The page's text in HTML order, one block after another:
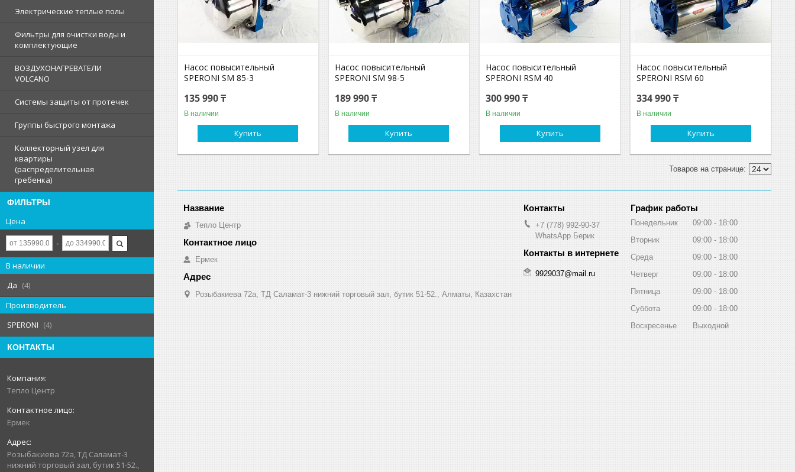
Электрические теплые полы
Фильтры для очистки воды и
комплектующие
ВОЗДУХОНАГРЕВАТЕЛИ
VOLCANO
Системы защиты от протечек
Группы быстрого монтажа
Коллекторный узел для
квартиры
(распределительная
гребенка)
ФИЛЬТРЫ
Цена
В наличии
Да
4
Производитель
SPERONI
4
КОНТАКТЫ
Тепло Центр
Ермек
Розыбакиева 72а, ТД Саламат-3
нижний торговый зал, бутик 51-52.,
Насос повысительный
SPERONI SM 85-3
135 990 ₸
В наличии
Купить
Насос повысительный
SPERONI SM 98-5
189 990 ₸
В наличии
Купить
Насос повысительный
SPERONI RSM 40
300 990 ₸
В наличии
Купить
Насос повысительный
SPERONI RSM 60
334 990 ₸
В наличии
Купить
Тепло Центр
Ермек
Розыбакиева 72а, ТД Саламат-3 нижний торговый зал, бутик 51-52., Алматы, Казахстан
+7 (778) 992-90-37
WhatsApp Берик
9929037@mail.ru
График работы
Понедельник 09:00
18:00
Вторник
09:00
18:00
Среда
09:00
18:00
Четверг
09:00
18:00
Пятница
09:00
18:00
Суббота
09:00
18:00
Воскресенье
Выходной